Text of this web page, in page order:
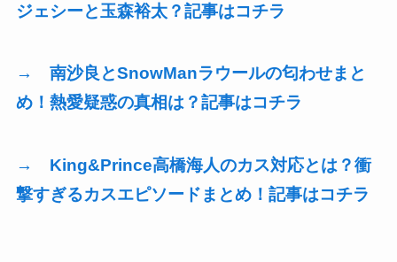
ジェシーと玉森裕太？記事はコチラ
→ 南沙良とSnowManラウールの匂わせまと
め！熱愛疑惑の真相は？記事はコチラ
→ King&Prince高橋海人のカス対応とは？衝
撃すぎるカスエピソードまとめ！記事はコチラ